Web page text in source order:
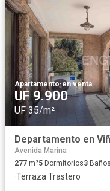
Apartamento·en venta
UF 9.900
UF 35/m²
Departamento en
Avenida Marina
277 m²5 Dormitorios3 Baños
·Terraza·Trastero